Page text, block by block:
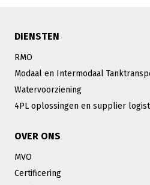
DIENSTEN
RMO
Modaal en Intermodaal
Watervoorziening
4PL oplossingen en supplier
OVER ONS
MVO
Certificering